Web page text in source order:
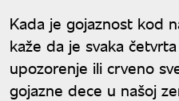
Kada je gojaznost kod
kaže da je svaka
upozorenje ili crveno
gojazne dece u našoj